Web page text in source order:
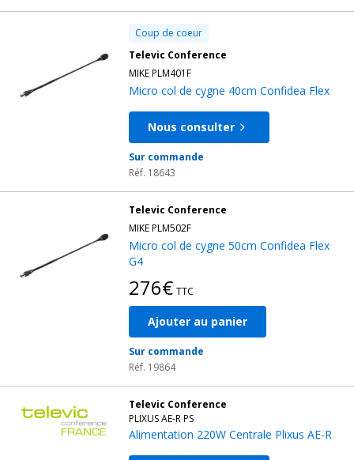
Coup de coeur
Televic Conference
MIKE PLM401F
Micro col de cygne 40cm Confidea Flex
Nous consulter
Sur commande
Réf. 18643
Televic Conference
MIKE PLM502F
Micro col de cygne 50cm Confidea Flex
G4
276€ TTC
Ajouter au panier
Sur commande
Réf. 19864
Televic Conference
PLIXUS AE-R PS
Alimentation 220W Centrale Plixus AE-R